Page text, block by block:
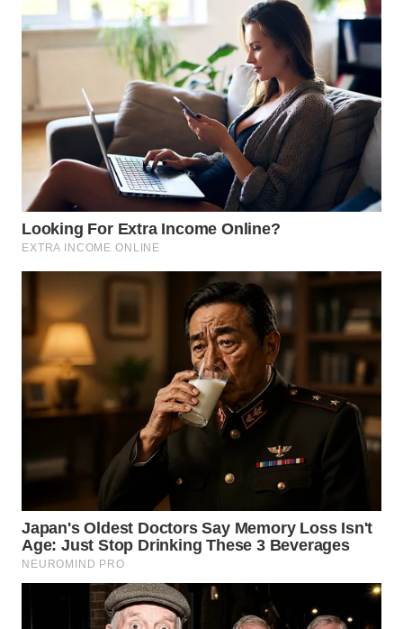
WN
TAPANULI
SELATAN
TANJUNG
LESUNG
WN
KARO
WN
SIMALUNGUN
WN
WN
TENGAH
WN DELI
SERDANG